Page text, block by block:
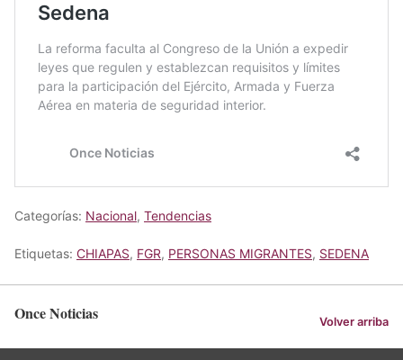
Categorías: Nacional, Tendencias
Etiquetas: CHIAPAS, FGR, PERSONAS MIGRANTES, SEDENA
Once Noticias Volver arriba